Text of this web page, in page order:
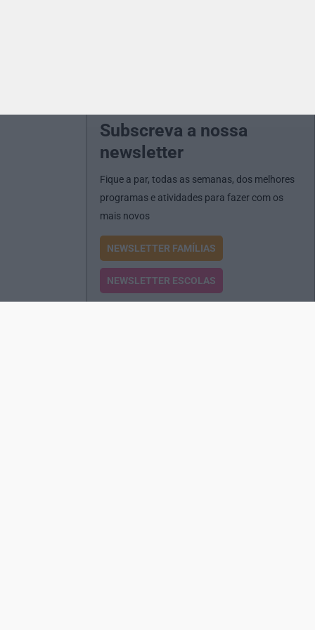
Subscreva a nossa
newsletter
Fique a par, todas as semanas, dos melhores
programas e atividades para fazer com os
mais novos
NEWSLETTER FAMÍLIAS
NEWSLETTER ESCOLAS